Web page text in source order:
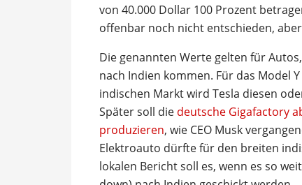
von 40.000 Dollar 100 Prozent
offenbar noch nicht entschieden,
Die genannten Werte gelten für
nach Indien kommen. Für das Model
indischen Markt wird Tesla diesen
Später soll die deutsche Gigafactory
produzieren, wie CEO Musk
Elektroauto dürfte für den breiten
lokalen Bericht soll es, wenn es so